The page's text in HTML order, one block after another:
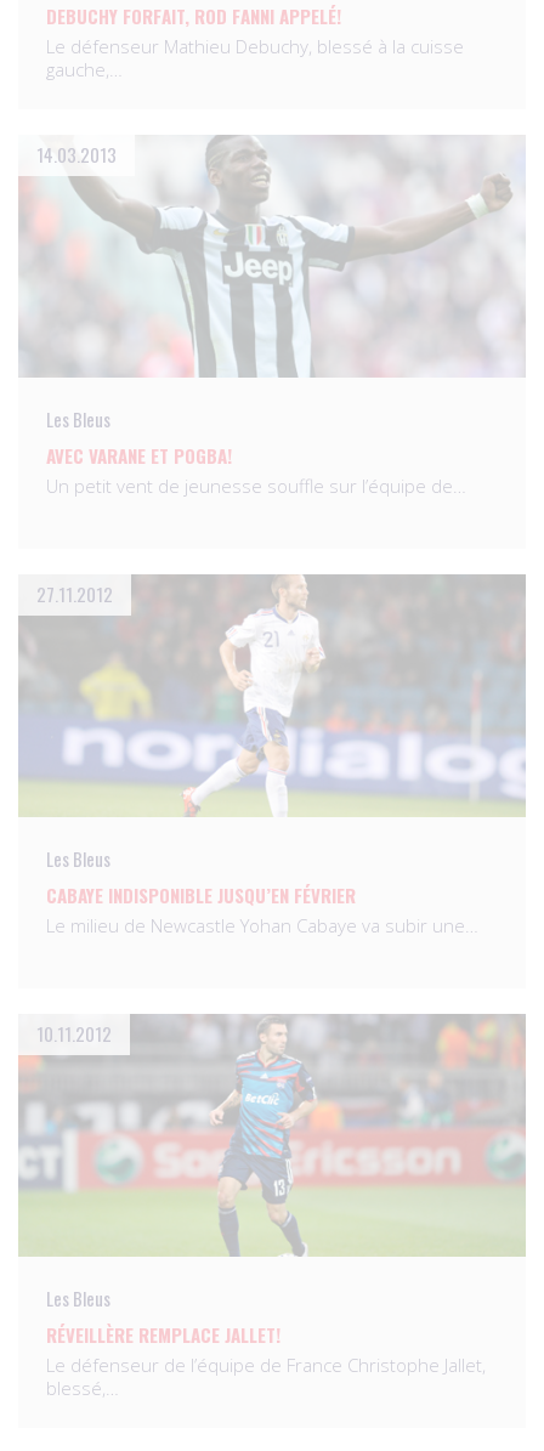
DEBUCHY FORFAIT, ROD FANNI APPELÉ!
Le défenseur Mathieu Debuchy, blessé à la cuisse
gauche,…
14.03.2013
Les Bleus
AVEC VARANE ET POGBA!
Un petit vent de jeunesse souffle sur l’équipe de…
27.11.2012
Les Bleus
CABAYE INDISPONIBLE JUSQU’EN FÉVRIER
Le milieu de Newcastle Yohan Cabaye va subir une…
10.11.2012
Les Bleus
RÉVEILLÈRE REMPLACE JALLET!
Le défenseur de l’équipe de France Christophe Jallet,
blessé,…